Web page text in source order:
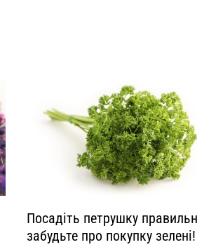
Посадіть петрушку
забудьте про покупку зелені!